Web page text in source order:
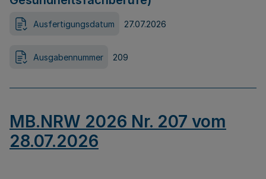
Ausfertigungsdatum 27.07.2026
Ausgabennummer 209
MB.NRW 2026 Nr. 207 vom
28.07.2026